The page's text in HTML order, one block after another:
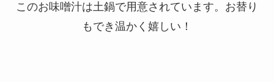
このお味噌汁は土鍋で用意されています。お替り
もでき温かく嬉しい！